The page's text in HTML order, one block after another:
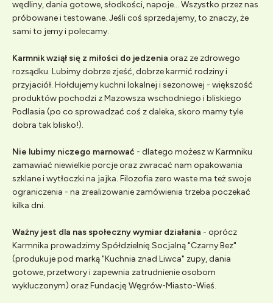
wędliny, dania gotowe, słodkości, napoje... Wszystko przez nas
próbowane i testowane. Jeśli coś sprzedajemy, to znaczy, że
sami to jemy i polecamy.
Karmnik wziął się z miłości do jedzenia oraz ze zdrowego
rozsądku. Lubimy dobrze zjeść, dobrze karmić rodziny i
przyjaciół. Hołdujemy kuchni lokalnej i sezonowej - większość
produktów pochodzi z Mazowsza wschodniego i bliskiego
Podlasia (po co sprowadzać coś z daleka, skoro mamy tyle
dobra tak blisko!).
Nie lubimy niczego marnować - dlatego możesz w Karmniku
zamawiać niewielkie porcje oraz zwracać nam opakowania
szklane i wytłoczki na jajka. Filozofia zero waste ma też swoje
ograniczenia - na zrealizowanie zamówienia trzeba poczekać
kilka dni.
Ważny jest dla nas społeczny wymiar działania - oprócz
Karmnika prowadzimy Spółdzielnię Socjalną "Czarny Bez"
(produkuje pod marką "Kuchnia znad Liwca" zupy, dania
gotowe, przetwory i zapewnia zatrudnienie osobom
wykluczonym) oraz Fundację Węgrów-Miasto-Wieś.